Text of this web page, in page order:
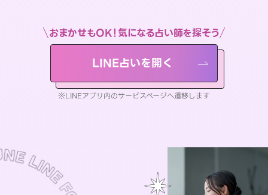
おまかせもOK！気になる占い師を探そう
LINE占いを開く
※LINEアプリ内のサービスページへ遷移します